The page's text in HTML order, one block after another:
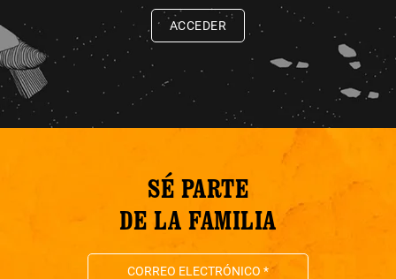
ACCEDER
SÉ PARTE
DE LA FAMILIA